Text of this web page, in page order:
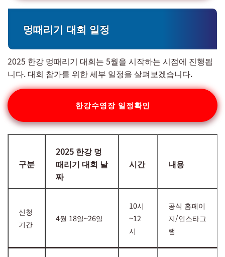
멍때리기 대회 일정
2025 한강 멍때리기 대회는 5월을 시작하는 시점에 진행됩
니다. 대회 참가를 위한 세부 일정을 살펴보겠습니다.
한강수영장 일정확인
구분
2025 한강 멍
때리기 대회 날
짜
시간 내용
신청
기간
4월 18일~26일
10시
~12
시
공식 홈페이
지/인스타그
램